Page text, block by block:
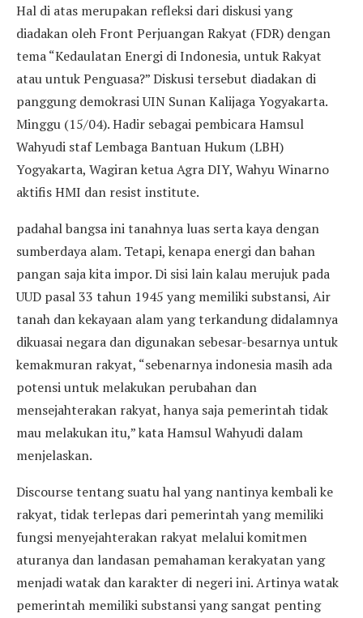
Hal di atas merupakan refleksi dari diskusi yang
diadakan oleh Front Perjuangan Rakyat (FDR) dengan
tema “Kedaulatan Energi di Indonesia, untuk Rakyat
atau untuk Penguasa?” Diskusi tersebut diadakan di
panggung demokrasi UIN Sunan Kalijaga Yogyakarta.
Minggu (15/04). Hadir sebagai pembicara Hamsul
Wahyudi staf Lembaga Bantuan Hukum (LBH)
Yogyakarta, Wagiran ketua Agra DIY, Wahyu Winarno
aktifis HMI dan resist institute.
padahal bangsa ini tanahnya luas serta kaya dengan
sumberdaya alam. Tetapi, kenapa energi dan bahan
pangan saja kita impor. Di sisi lain kalau merujuk pada
UUD pasal 33 tahun 1945 yang memiliki substansi, Air
tanah dan kekayaan alam yang terkandung didalamnya
dikuasai negara dan digunakan sebesar-besarnya untuk
kemakmuran rakyat, “sebenarnya indonesia masih ada
potensi untuk melakukan perubahan dan
mensejahterakan rakyat, hanya saja pemerintah tidak
mau melakukan itu,” kata Hamsul Wahyudi dalam
menjelaskan.
Discourse tentang suatu hal yang nantinya kembali ke
rakyat, tidak terlepas dari pemerintah yang memiliki
fungsi menyejahterakan rakyat melalui komitmen
aturanya dan landasan pemahaman kerakyatan yang
menjadi watak dan karakter di negeri ini. Artinya watak
pemerintah memiliki substansi yang sangat penting